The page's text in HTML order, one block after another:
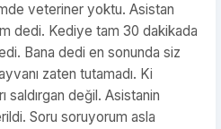
veteriner yoktu. Asistan
dedi. Kediye tam 30 dakikada
Bana dedi en sonunda siz
zaten tutamadı. Ki
saldırgan değil. Asistanin
Soru soruyorum asla